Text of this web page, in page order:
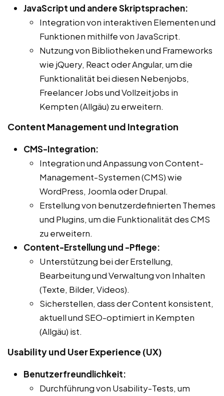
JavaScript und andere Skriptsprachen:
Integration von interaktiven Elementen und
Funktionen mithilfe von JavaScript.
Nutzung von Bibliotheken und Frameworks
wie jQuery, React oder Angular, um die
Funktionalität bei diesen Nebenjobs,
Freelancer Jobs und Vollzeitjobs in
Kempten (Allgäu) zu erweitern.
Content Management und Integration
CMS-Integration:
Integration und Anpassung von Content-
Management-Systemen (CMS) wie
WordPress, Joomla oder Drupal.
Erstellung von benutzerdefinierten Themes
und Plugins, um die Funktionalität des CMS
zu erweitern.
Content-Erstellung und -Pflege:
Unterstützung bei der Erstellung,
Bearbeitung und Verwaltung von Inhalten
(Texte, Bilder, Videos).
Sicherstellen, dass der Content konsistent,
aktuell und SEO-optimiert in Kempten
(Allgäu) ist.
Usability und User Experience (UX)
Benutzerfreundlichkeit:
Durchführung von Usability-Tests, um